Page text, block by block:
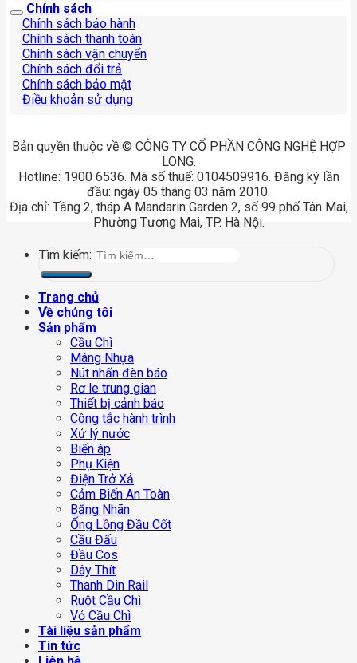
Chính sách
Chính sách bảo hành
Chính sách thanh toán
Chính sách vận chuyển
Chính sách đổi trả
Chính sách bảo mật
Điều khoản sử dụng
Bản quyền thuộc về © CÔNG TY CỔ PHẦN CÔNG NGHỆ HỢP
LONG.
Hotline: 1900 6536. Mã số thuế: 0104509916. Đăng ký lần
đầu: ngày 05 tháng 03 năm 2010.
Địa chỉ: Tầng 2, tháp A Mandarin Garden 2, số 99 phố Tân Mai,
Phường Tương Mai, TP. Hà Nội.
Tìm kiếm:
Trang chủ
Về chúng tôi
Sản phẩm
Cầu Chì
Máng Nhựa
Nút nhấn đèn báo
Rơ le trung gian
Thiết bị cảnh báo
Công tắc hành trình
Xử lý nước
Biến áp
Phụ Kiện
Điện Trở Xả
Cảm Biến An Toàn
Băng Nhãn
Ống Lồng Đầu Cốt
Cầu Đấu
Đầu Cos
Dây Thít
Thanh Din Rail
Ruột Cầu Chì
Vỏ Cầu Chì
Tài liệu sản phẩm
Tin tức